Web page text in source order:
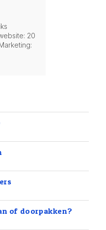
20
of doorpakken?